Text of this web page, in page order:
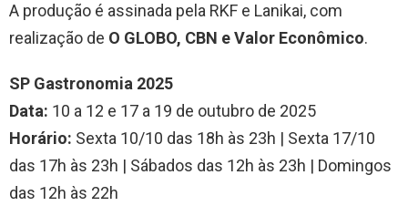
A produção é assinada pela RKF e Lanikai, com
realização de O GLOBO, CBN e Valor Econômico.
SP Gastronomia 2025
Data: 10 a 12 e 17 a 19 de outubro de 2025
Horário: Sexta 10/10 das 18h às 23h | Sexta 17/10
das 17h às 23h | Sábados das 12h às 23h | Domingos
das 12h às 22h